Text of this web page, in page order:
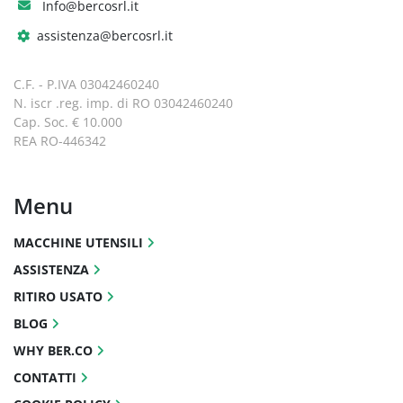
Info@bercosrl.it
assistenza@bercosrl.it
C.F. - P.IVA 03042460240
N. iscr .reg. imp. di RO 03042460240
Cap. Soc. € 10.000
REA RO-446342
Menu
MACCHINE UTENSILI
ASSISTENZA
RITIRO USATO
BLOG
WHY BER.CO
CONTATTI